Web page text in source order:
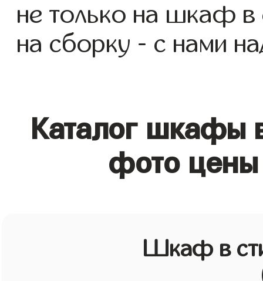
не только на шкаф в
на сборку - с нами
Каталог шкафы
фото
Шкаф в